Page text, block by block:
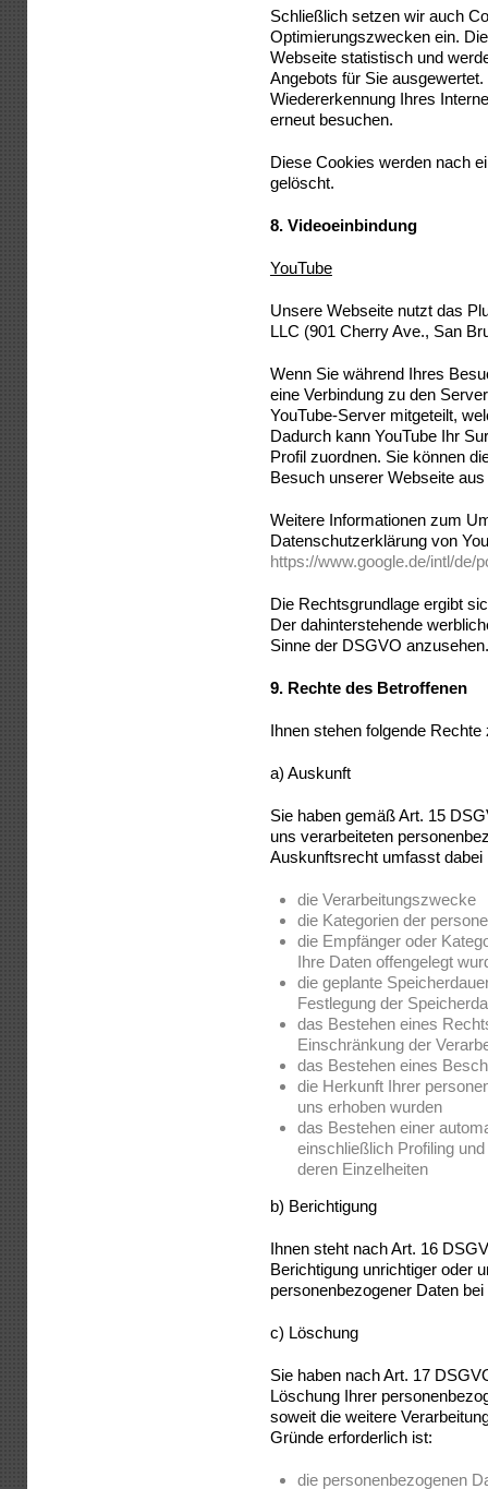
Schließlich setzen wir auch
Optimierungszwecken ein.
Webseite statistisch und
Angebots für Sie
Wiedererkennung Ihres
erneut besuchen.
Diese Cookies werden nach
gelöscht.
8. Videoeinbindung
YouTube
Unsere Webseite nutzt das
LLC (901 Cherry Ave., San
Wenn Sie während Ihres
eine Verbindung zu den
YouTube-Server mitgeteilt,
Dadurch kann YouTube Ihr
Profil zuordnen. Sie können
Besuch unserer Webseite
Weitere Informationen zum
Datenschutzerklärung von
https://www.google.de/intl/de/
Die Rechtsgrundlage ergibt
Der dahinterstehende
Sinne der DSGVO anzusehen.
9. Rechte des Betroffenen
Ihnen stehen folgende Rechte
a) Auskunft
Sie haben gemäß Art. 15
uns verarbeiteten
Auskunftsrecht umfasst dabei
die Verarbeitungszwecke
die Kategorien der
die Empfänger oder
Ihre Daten offengelegt
die geplante
Festlegung der
das Bestehen eines
Einschränkung der
das Bestehen eines
die Herkunft Ihrer
uns erhoben wurden
das Bestehen einer
einschließlich Profiling
deren Einzelheiten
b) Berichtigung
Ihnen steht nach Art. 16
Berichtigung unrichtiger oder
personenbezogener Daten
c) Löschung
Sie haben nach Art. 17
Löschung Ihrer
soweit die weitere
Gründe erforderlich ist:
die personenbezogenen